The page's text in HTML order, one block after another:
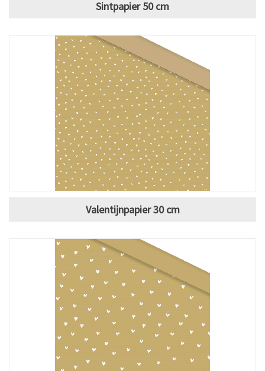
Sintpapier 50 cm
Valentijnpapier 30 cm